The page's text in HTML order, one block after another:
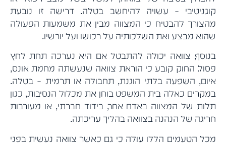
קוגניטיבי – עשויה להיחשב בטלה. דרישה זו נובעת
מהצורך להבטיח כי המצווה מבין את משמעות הפעולה
שהוא מבצע ואת השלכותיה על רכושו ועל יורשיו.
בנוסף, צוואה יכולה להתבטל אם היא נערכה תחת לחץ
פסול. החוק קובע כי הוראת צוואה שנעשתה מחמת אונס,
איום, השפעה בלתי הוגנת, תחבולה או תרמית – בטלה.
במקרים כאלה בית המשפט בוחן את מכלול הנסיבות, כגון
תלות של המצווה באדם אחר, בידוד חברתי, או מעורבות
חריגה של הנהנה בצוואה בהליך עריכתה.
מכל הטעמים הללו עולה כי גם כאשר צוואה נעשית בפני